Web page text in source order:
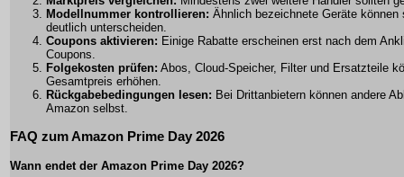
Modellnummer kontrollieren: Ähnlich bezeichnete Geräte
deutlich unterscheiden.
Coupons aktivieren: Einige Rabatte erscheinen erst nach dem
Coupons.
Folgekosten prüfen: Abos, Cloud-Speicher, Filter und Ersatzteile
Gesamtpreis erhöhen.
Rückgabebedingungen lesen: Bei Drittanbietern können andere
Amazon selbst.
FAQ zum Amazon Prime Day 2026
Wann endet der Amazon Prime Day 2026?